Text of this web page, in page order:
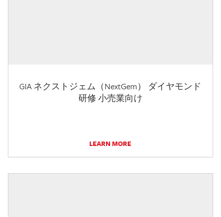
GIA ネクストジェム（NextGem） ダイヤモンド
研修 小売業向け
LEARN MORE